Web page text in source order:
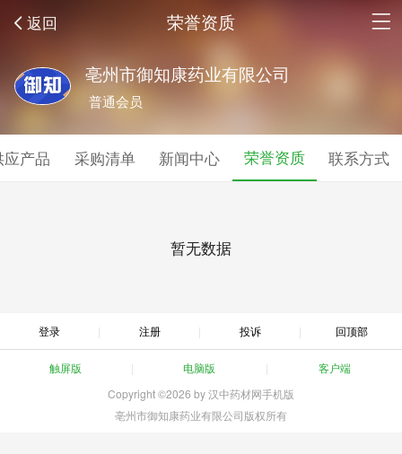
返回 荣誉资质
亳州市御知康药业有限公司
普通会员
应产品 采购清单 新闻中心 荣誉资质 联系方式
暂无数据
登录 注册 投诉 回顶部
触屏版 电脑版
客户端
Copyright ©2026 by 汉中药材网手机版
亳州市御知康药业有限公司版权所有